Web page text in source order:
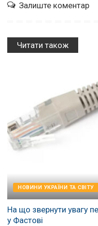
Залиште коментар
Читати також
НОВИНИ УКРАЇНИ ТА СВІТУ
На що звернути увагу
у Фастові